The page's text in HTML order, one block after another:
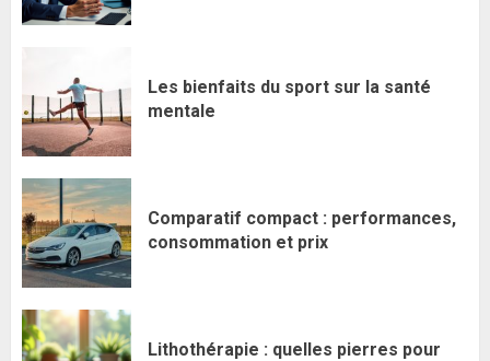
Les bienfaits du sport sur la santé
mentale
Comparatif compact : performances,
consommation et prix
Lithothérapie : quelles pierres pour